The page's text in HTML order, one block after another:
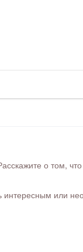
о том, что
интересным или